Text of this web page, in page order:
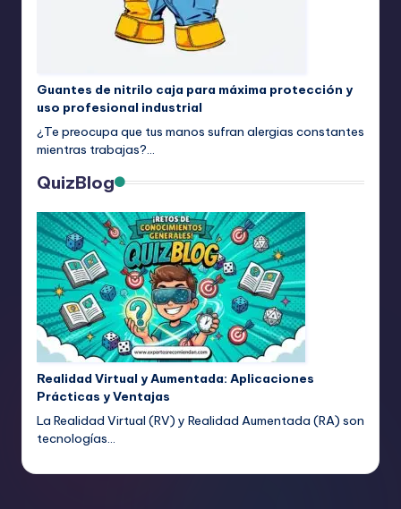
Guantes de nitrilo caja para máxima protección y
uso profesional industrial
¿Te preocupa que tus manos sufran alergias constantes
mientras trabajas?…
QuizBlog
Realidad Virtual y Aumentada: Aplicaciones
Prácticas y Ventajas
La Realidad Virtual (RV) y Realidad Aumentada (RA) son
tecnologías…